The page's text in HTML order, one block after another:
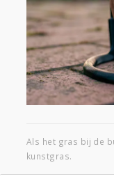
Als het gras bij de
kunstgras.